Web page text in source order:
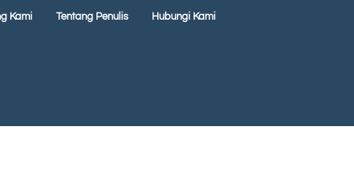
Kami Tentang Penulis Hubungi Kami